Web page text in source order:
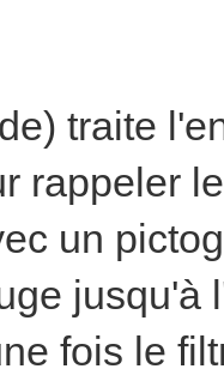
traite
rappeler
un
jusqu'à
fois le